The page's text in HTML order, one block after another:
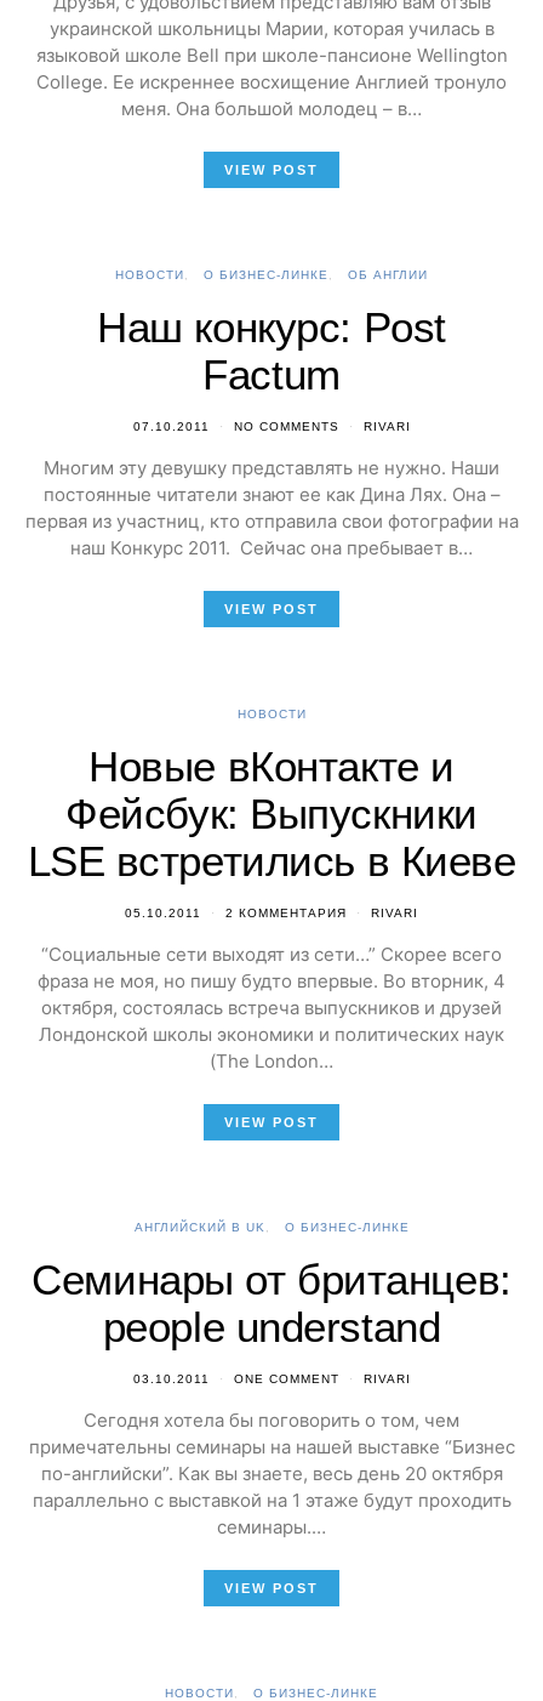
украинской школьницы Марии, которая училась в
языковой школе Bell при школе-пансионе Wellington
College. Ее искреннее восхищение Англией тронуло
меня. Она большой молодец – в…
VIEW POST
НОВОСТИ О БИЗНЕС-ЛИНКЕ ОБ АНГЛИИ
Наш конкурс: Post
Factum
07.10.2011 NO COMMENTS RIVARI
Многим эту девушку представлять не нужно. Наши
постоянные читатели знают ее как Дина Лях. Она –
первая из участниц, кто отправила свои фотографии на
наш Конкурс 2011. Сейчас она пребывает в…
VIEW POST
НОВОСТИ
Новые вКонтакте и
Фейсбук: Выпускники
LSE встретились в Киеве
05.10.2011 2 КОММЕНТАРИЯ RIVARI
“Социальные сети выходят из сети…” Скорее всего
фраза не моя, но пишу будто впервые. Во вторник, 4
октября, состоялась встреча выпускников и друзей
Лондонской школы экономики и политических наук
(The London…
VIEW POST
АНГЛИЙСКИЙ В UK О БИЗНЕС-ЛИНКЕ
Семинары от британцев:
people understand
03.10.2011 ONE COMMENT RIVARI
Сегодня хотела бы поговорить о том, чем
примечательны семинары на нашей выставке “Бизнес
по-английски”. Как вы знаете, весь день 20 октября
параллельно с выставкой на 1 этаже будут проходить
семинары.…
VIEW POST
НОВОСТИ О БИЗНЕС-ЛИНКЕ